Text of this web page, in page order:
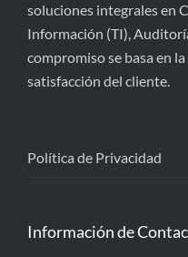
soluciones integrales en
Información (TI),
compromiso se basa en
satisfacción del cliente.
Política de Privacidad
Información de